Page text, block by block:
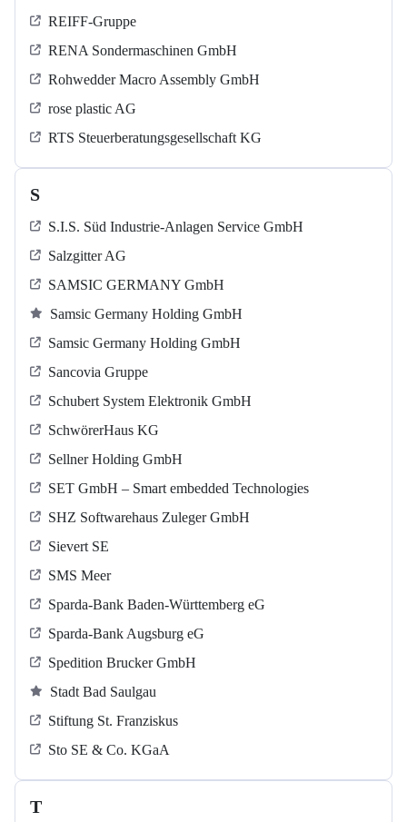
REIFF-Gruppe
RENA Sondermaschinen GmbH
Rohwedder Macro Assembly GmbH
rose plastic AG
RTS Steuerberatungsgesellschaft KG
S
S.I.S. Süd Industrie-Anlagen Service GmbH
Salzgitter AG
SAMSIC GERMANY GmbH
Samsic Germany Holding GmbH
Samsic Germany Holding GmbH
Sancovia Gruppe
Schubert System Elektronik GmbH
SchwörerHaus KG
Sellner Holding GmbH
SET GmbH – Smart embedded Technologies
SHZ Softwarehaus Zuleger GmbH
Sievert SE
SMS Meer
Sparda-Bank Baden-Württemberg eG
Sparda-Bank Augsburg eG
Spedition Brucker GmbH
Stadt Bad Saulgau
Stiftung St. Franziskus
Sto SE & Co. KGaA
T